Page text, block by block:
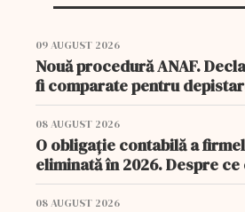
09 AUGUST 2026
Nouă procedură ANAF.
fi comparate pentru
08 AUGUST 2026
O obligație contabilă a
eliminată în 2026. Despre
08 AUGUST 2026